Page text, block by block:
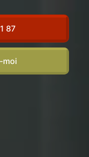
87
moi